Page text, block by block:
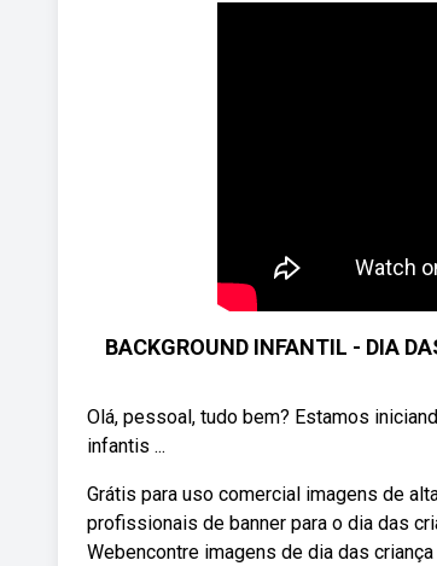
BACKGROUND INFANTIL - DIA
Olá, pessoal, tudo bem? Estamos
infantis ...
Grátis para uso comercial imagens de
profissionais de banner para o dia das
Webencontre imagens de dia das